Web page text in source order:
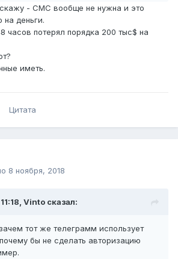
- СМС вообще не нужна и это
деньги.
часов потерял порядка 200 тыс$ на
иметь.
Цитата
8 ноября, 2018
Vinto сказал:
тот же телеграмм использует
бы не сделать авторизацию